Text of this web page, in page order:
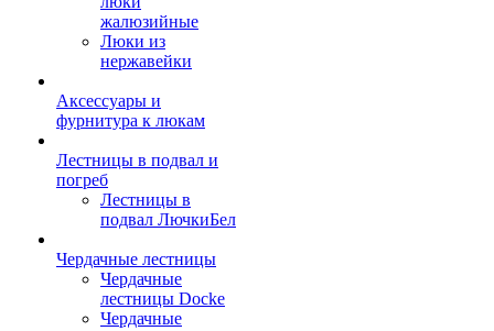
жалюзийные
Люки из
нержавейки
Аксессуары и
фурнитура к люкам
Лестницы в подвал и
погреб
Лестницы в
подвал ЛючкиБел
Чердачные лестницы
Чердачные
лестницы Docke
Чердачные